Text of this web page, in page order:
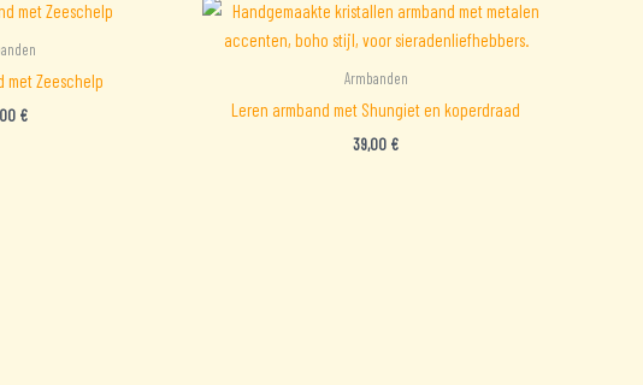
met Zeeschelp
€
Armbanden
Leren armband met Shungiet en koperdraad
39,00 €